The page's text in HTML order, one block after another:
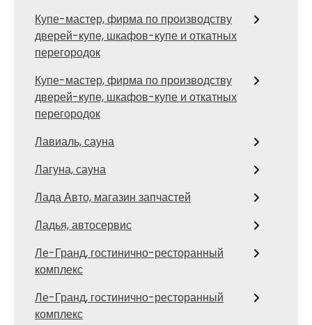
Купе-мастер, фирма по производству
дверей-купе, шкафов-купе и откатных
перегородок
Купе-мастер, фирма по производству
дверей-купе, шкафов-купе и откатных
перегородок
Лавиаль, сауна
Лагуна, сауна
Лада Авто, магазин запчастей
Ладья, автосервис
Ле-Гранд, гостинично-ресторанный
комплекс
Ле-Гранд, гостинично-ресторанный
комплекс